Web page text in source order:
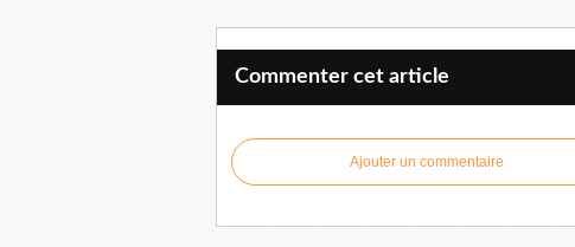
Commenter cet article
Ajouter un commentaire